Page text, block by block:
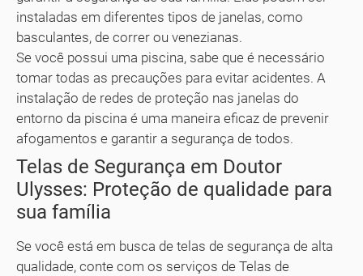
instaladas em diferentes tipos de janelas, como
basculantes, de correr ou venezianas.
Se você possui uma piscina, sabe que é necessário
tomar todas as precauções para evitar acidentes. A
instalação de redes de proteção nas janelas do
entorno da piscina é uma maneira eficaz de prevenir
afogamentos e garantir a segurança de todos.
Telas de Segurança em Doutor
Ulysses: Proteção de qualidade para
sua família
Se você está em busca de telas de segurança de alta
qualidade, conte com os serviços de Telas de